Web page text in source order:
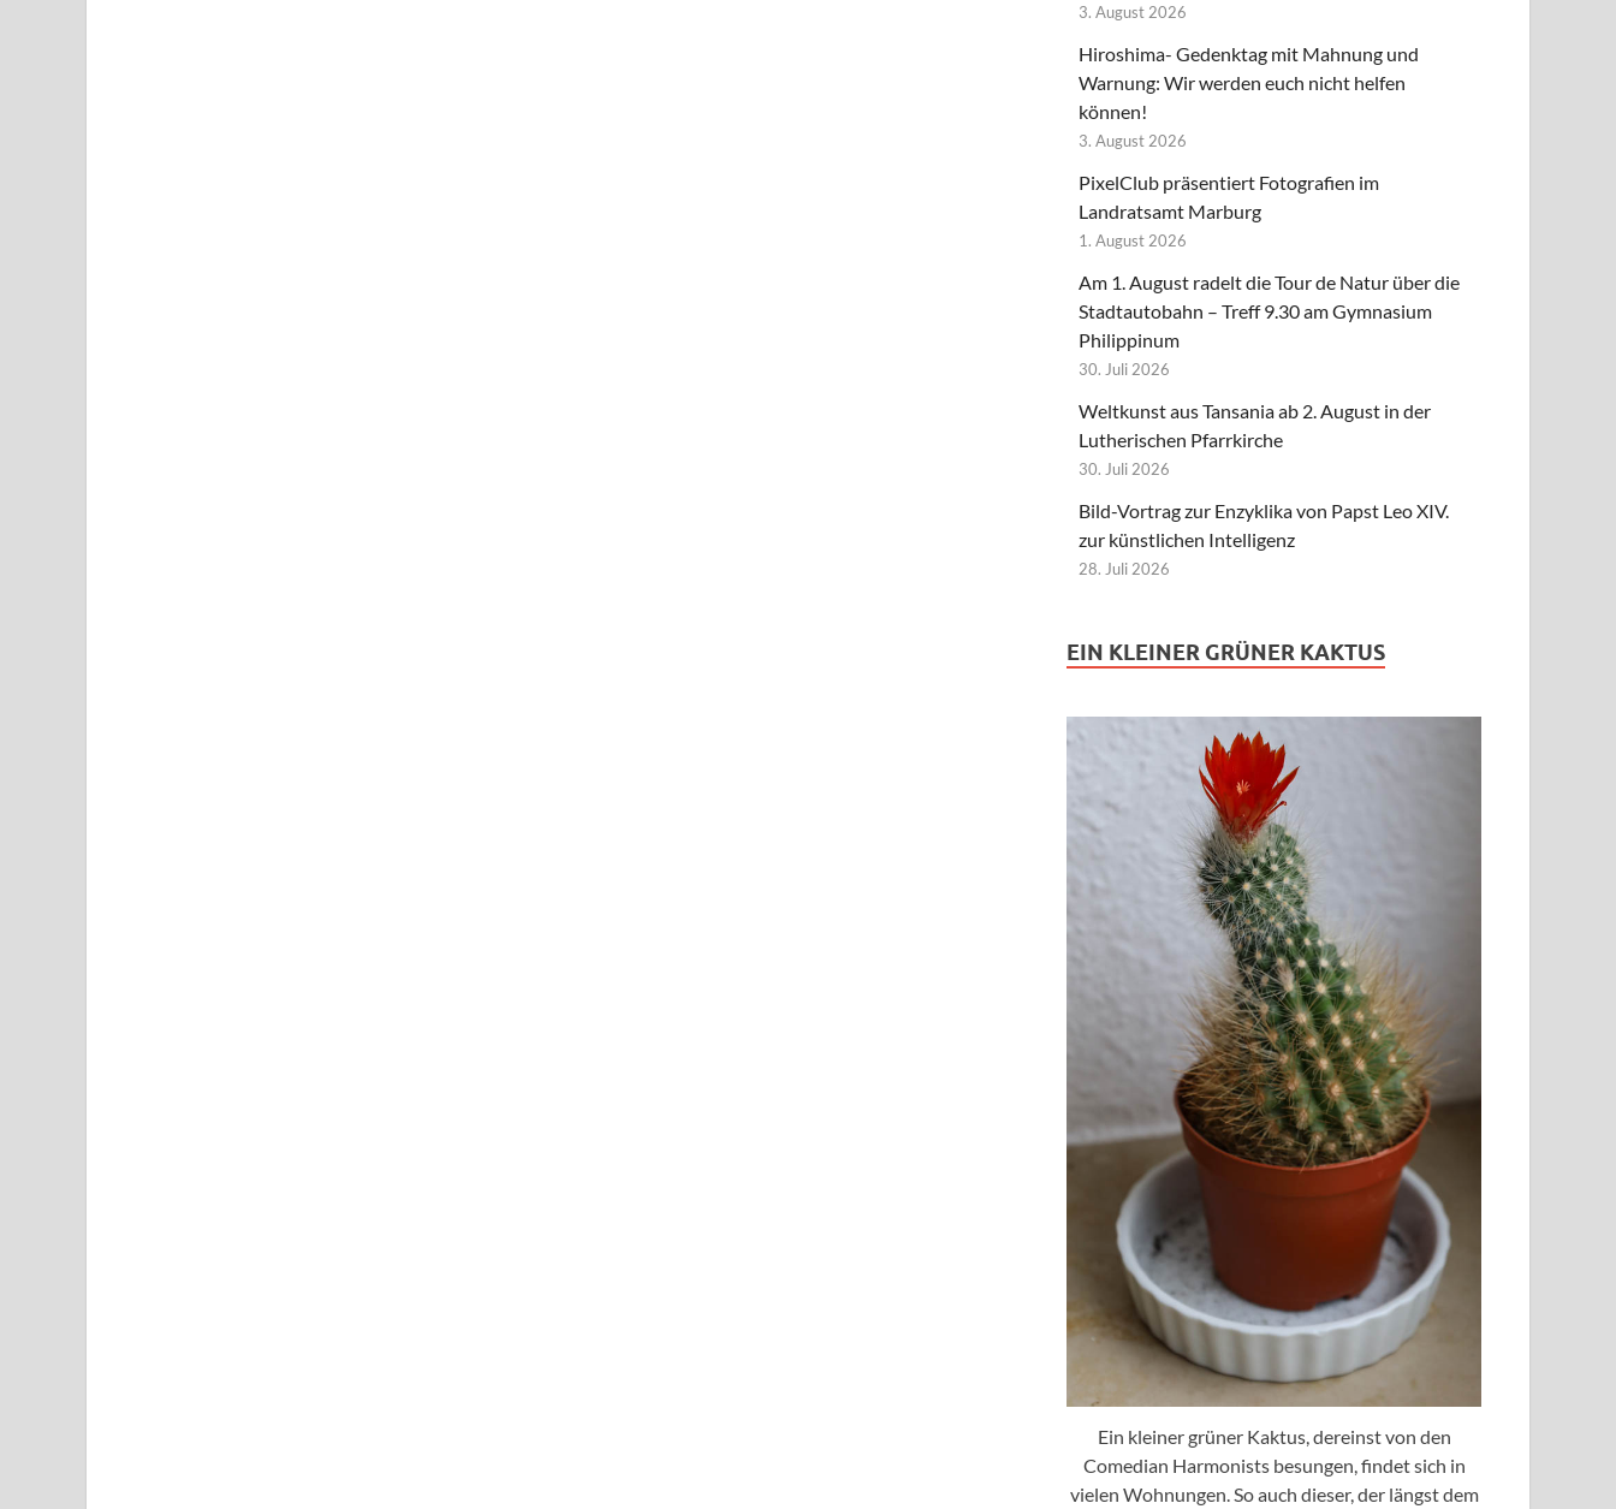
3. August 2026
Hiroshima- Gedenktag mit Mahnung und
Warnung: Wir werden euch nicht helfen
können!
3. August 2026
PixelClub präsentiert Fotografien im
Landratsamt Marburg
1. August 2026
Am 1. August radelt die Tour de Natur über die
Stadtautobahn – Treff 9.30 am Gymnasium
Philippinum
30. Juli 2026
Weltkunst aus Tansania ab 2. August in der
Lutherischen Pfarrkirche
30. Juli 2026
Bild-Vortrag zur Enzyklika von Papst Leo XIV.
zur künstlichen Intelligenz
28. Juli 2026
EIN KLEINER GRÜNER KAKTUS
Ein kleiner grüner Kaktus, dereinst von den
Comedian Harmonists besungen, findet sich in
vielen Wohnungen. So auch dieser, der längst dem